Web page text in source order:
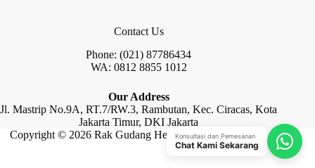
Contact Us
Phone: (021) 87786434
WA: 0812 8855 1012
Our Address
Jl. Mastrip No.9A, RT.7/RW.3, Rambutan, Kec. Ciracas, Kota
Jakarta Timur, DKI Jakarta
Copyright © 2026 Rak Gudang Heayy Duty by Raja Rak
Konsultasi dan Pemesanan
Chat Kami Sekarang